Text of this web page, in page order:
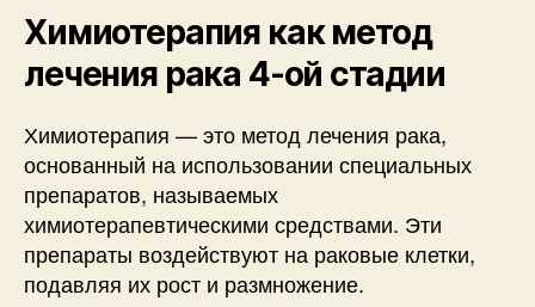
Химиотерапия как метод
лечения рака 4-ой стадии
Химиотерапия — это метод лечения рака,
основанный на использовании специальных
препаратов, называемых
химиотерапевтическими средствами. Эти
препараты воздействуют на раковые клетки,
подавляя их рост и размножение.